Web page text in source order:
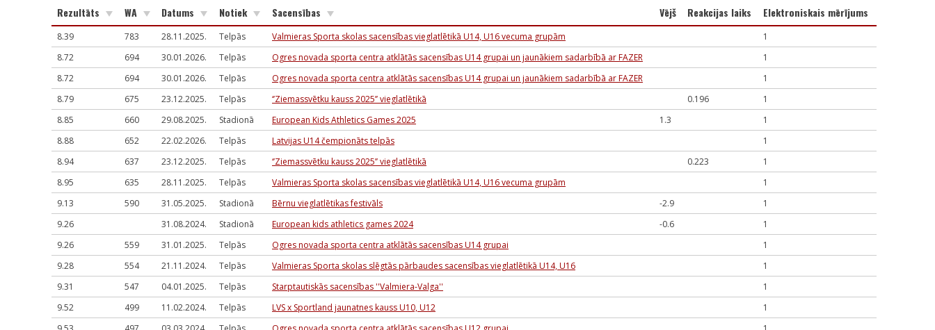
Rezultāts WA Datums Notiek Sacensības Vējš Reakcijas laiks Elektroniskais mērījums
8.39 783 28.11.2025. Telpās Valmieras Sporta skolas sacensības vieglatlētikā U14, U16 vecuma grupām
1
8.72
694 30.01.2026. Telpās Ogres novada sporta centra atklātās sacensības U14 grupai un jaunākiem sadarbībā ar FAZER
1
8.72
694 30.01.2026. Telpās Ogres novada sporta centra atklātās sacensības U14 grupai un jaunākiem sadarbībā ar FAZER
1
8.79
675 23.12.2025. Telpās ‘’Ziemassvētku kauss 2025’’ vieglatlētikā 0.196
1
8.85
660 29.08.2025. Stadionā European Kids Athletics Games 2025 1.3
1
8.88
652 22.02.2026. Telpās Latvijas U14 čempionāts telpās
1
8.94
637 23.12.2025. Telpās ‘’Ziemassvētku kauss 2025’’ vieglatlētikā 0.223
1
8.95
635 28.11.2025. Telpās Valmieras Sporta skolas sacensības vieglatlētikā U14, U16 vecuma grupām
1
9.13
590 31.05.2025. Stadionā Bērnu vieglatlētikas festivāls -2.9
1
9.26
31.08.2024. Stadionā European kids athletics games 2024 -0.6
1
9.26
559 31.01.2025. Telpās Ogres novada sporta centra atklātās sacensības U14 grupai
1
9.28
554 21.11.2024. Telpās Valmieras Sporta skolas slēgtās pārbaudes sacensības vieglatlētikā U14, U16
1
9.31
547 04.01.2025. Telpās Starptautiskās sacensības ''Valmiera-Valga''
1
9.52
499 11.02.2024. Telpās LVS x Sportland jaunatnes kauss U10, U12
1